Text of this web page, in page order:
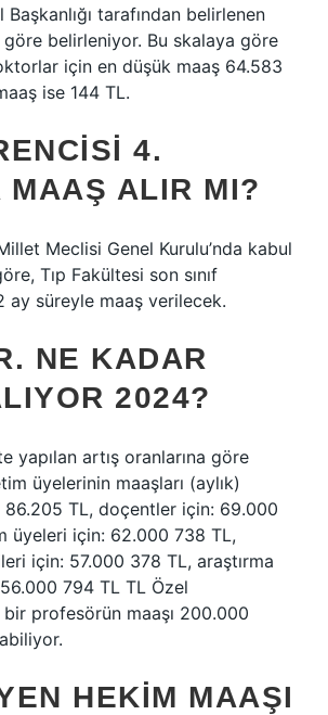
tarafından belirlenen
göre belirleniyor. Bu skalaya göre
için en düşük maaş 64.583
ise 144 TL.
4.
MAAŞ ALIR MI?
Meclisi Genel Kurulu’nda kabul
Tıp Fakültesi son sınıf
ay süreyle maaş verilecek.
NE KADAR
2024?
yapılan artış oranlarına göre
üyelerinin maaşları (aylık)
TL, doçentler için: 69.000
üyeleri için: 62.000 738 TL,
için: 57.000 378 TL, araştırma
794 TL TL Özel
profesörün maaşı 200.000
HEKIM MAAŞI